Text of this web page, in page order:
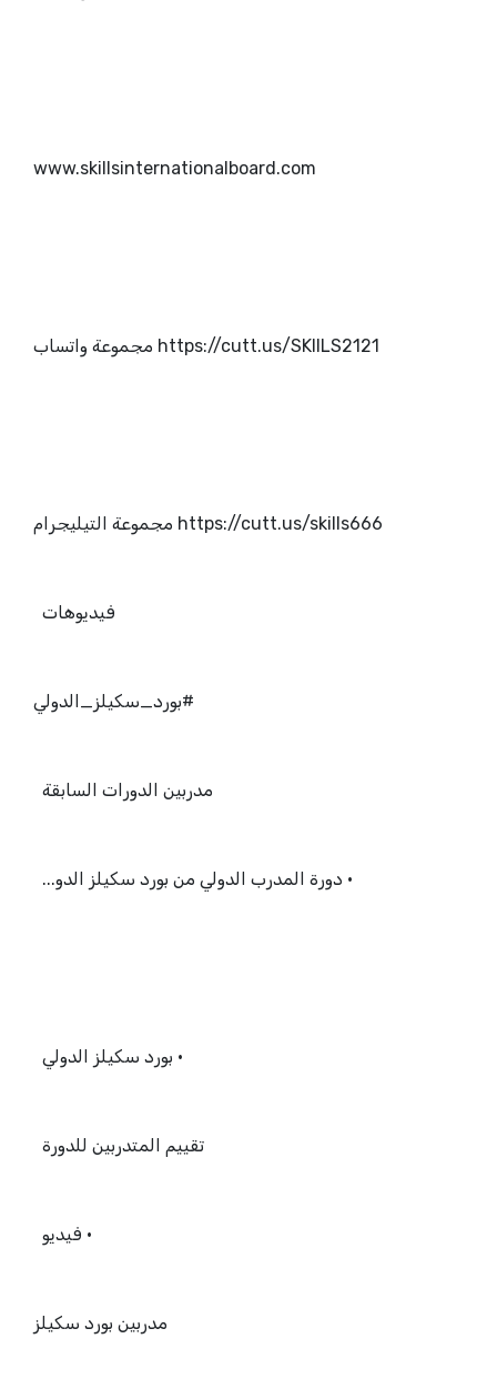
www.skillsinternationalboard.com
https://cutt.us/SKIILS2121 مجموعة واتساب
https://cutt.us/skills666 مجموعة التيليجرام
فيديوهات
#بورد_سكيلز_الدولي
مدربين الدورات السابقة
• دورة المدرب الدولي من بورد سكيلز الدو...
• بورد سكيلز الدولي
تقييم المتدربين للدورة
• فيديو
مدربين بورد سكيلز